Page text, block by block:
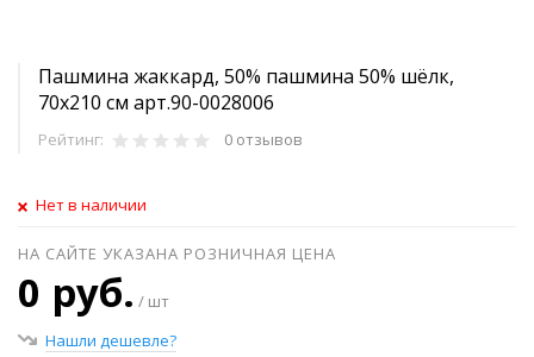
Пашмина жаккард, 50% пашмина 50% шёлк,
70х210 см арт.90-0028006
Рейтинг: 0 отзывов
Нет в наличии
НА САЙТЕ УКАЗАНА РОЗНИЧНАЯ ЦЕНА
0 руб. / шт
Нашли дешевле?